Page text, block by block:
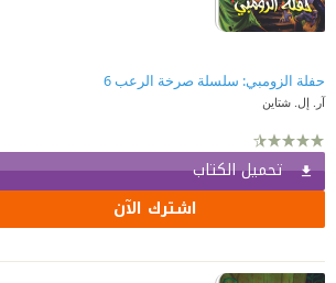
حفلة الزومبي: سلسلة صرخة الرعب 6
آر. إل. شتاين
تحميل الكتاب
اشترك الآن